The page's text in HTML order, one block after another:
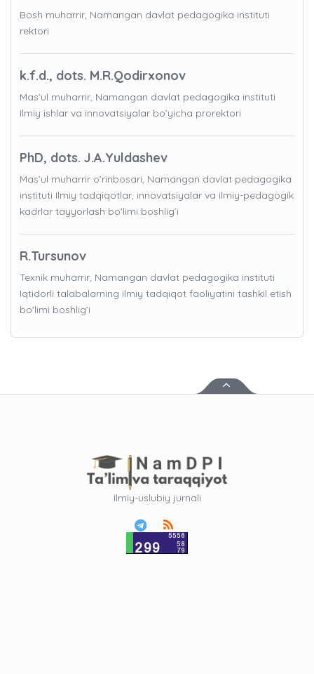
Bosh muharrir, Namangan davlat pedagogika instituti
rektori
k.f.d., dots. M.R.Qodirxonov
Mas’ul muharrir, Namangan davlat pedagogika instituti
Ilmiy ishlar va innovatsiyalar bo’yicha prorektori
PhD, dots. J.A.Yuldashev
Mas’ul muharrir o’rinbosari, Namangan davlat pedagogika
instituti Ilmiy tadqiqotlar, innovatsiyalar va ilmiy-pedagogik
kadrlar tayyorlash bo'limi boshlig’i
R.Tursunov
Texnik muharrir, Namangan davlat pedagogika instituti
Iqtidorli talabalarning ilmiy tadqiqot faoliyatini tashkil etish
bo'limi boshlig’i
Ilmiy-uslubiy jurnali